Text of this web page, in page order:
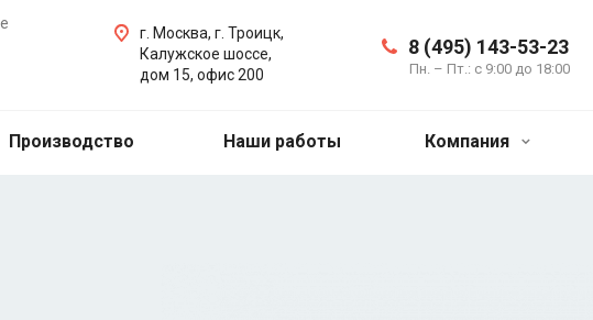
8 (495) 143-53-23
Пн. – Пт.: с 9:00 до 18:00
г. Москва, г. Троицк,
Калужское шоссе,
дом 15, офис 200
Производство Наши работы Компания